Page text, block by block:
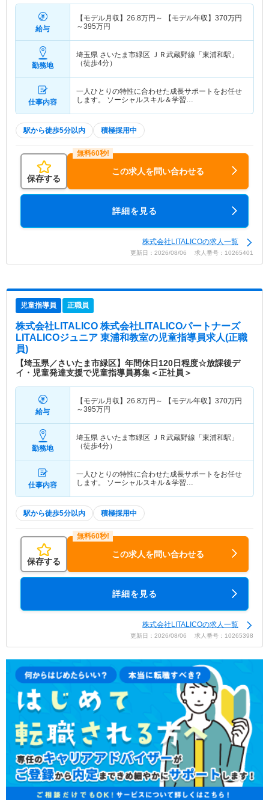
給与
【モデル月収】 26.8万円～ 【モデル年収】 370万円
～395万円
勤務地
埼玉県 さいたま市緑区 ＪＲ武蔵野線「東浦和駅」
（徒歩4分）
仕事内容
一人ひとりの特性に合わせた成長サポートをお任せ
します。 ソーシャルスキル＆学習…
駅から徒歩5分以内 積極採用中
保存する
この求人を問い合わせる
詳細を見る
株式会社LITALICOの求人一覧
更新日：2026/08/06 求人番号：10265401
児童指導員 正職員
株式会社LITALICO 株式会社LITALICOパートナーズ
LITALICOジュニア 東浦和教室の児童指導員求人(正職
員)
【埼玉県／さいたま市緑区】年間休日120日程度☆放課後デ
イ・児童発達支援で児童指導員募集＜正社員＞
給与
【モデル月収】 26.8万円～ 【モデル年収】 370万円
～395万円
勤務地
埼玉県 さいたま市緑区 ＪＲ武蔵野線「東浦和駅」
（徒歩4分）
仕事内容
一人ひとりの特性に合わせた成長サポートをお任せ
します。 ソーシャルスキル＆学習…
駅から徒歩5分以内 積極採用中
保存する
この求人を問い合わせる
詳細を見る
株式会社LITALICOの求人一覧
更新日：2026/08/06 求人番号：10265398